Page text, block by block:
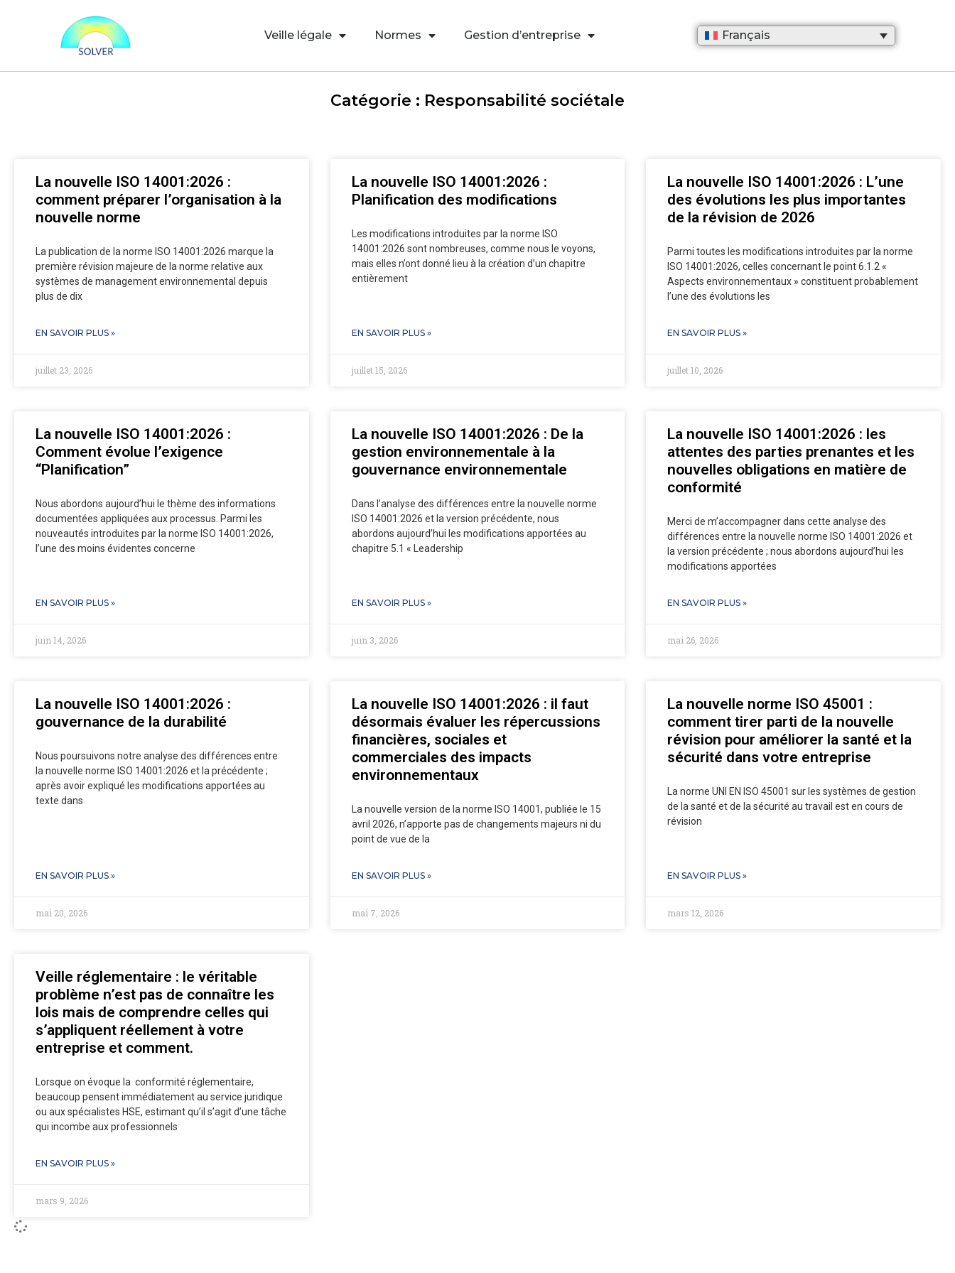
Veille légale Normes Gestion d’entreprise Français
Catégorie : Responsabilité sociétale
La nouvelle ISO 14001:2026 :
comment préparer l’organisation à la
nouvelle norme
La publication de la norme ISO 14001:2026 marque la
première révision majeure de la norme relative aux
systèmes de management environnemental depuis
plus de dix
EN SAVOIR PLUS »
juillet 23, 2026
La nouvelle ISO 14001:2026 :
Planification des modifications
Les modifications introduites par la norme ISO
14001:2026 sont nombreuses, comme nous le voyons,
mais elles n’ont donné lieu à la création d’un chapitre
entièrement
EN SAVOIR PLUS »
juillet 15, 2026
La nouvelle ISO 14001:2026 : L’une
des évolutions les plus importantes
de la révision de 2026
Parmi toutes les modifications introduites par la norme
ISO 14001:2026, celles concernant le point 6.1.2 «
Aspects environnementaux » constituent probablement
l’une des évolutions les
EN SAVOIR PLUS »
juillet 10, 2026
La nouvelle ISO 14001:2026 :
Comment évolue l’exigence
“Planification”
Nous abordons aujourd’hui le thème des informations
documentées appliquées aux processus. Parmi les
nouveautés introduites par la norme ISO 14001:2026,
l’une des moins évidentes concerne
EN SAVOIR PLUS »
juin 14, 2026
La nouvelle ISO 14001:2026 : De la
gestion environnementale à la
gouvernance environnementale
Dans l’analyse des différences entre la nouvelle norme
ISO 14001:2026 et la version précédente, nous
abordons aujourd’hui les modifications apportées au
chapitre 5.1 « Leadership
EN SAVOIR PLUS »
juin 3, 2026
La nouvelle ISO 14001:2026 : les
attentes des parties prenantes et les
nouvelles obligations en matière de
conformité
Merci de m’accompagner dans cette analyse des
différences entre la nouvelle norme ISO 14001:2026 et
la version précédente ; nous abordons aujourd’hui les
modifications apportées
EN SAVOIR PLUS »
mai 26, 2026
La nouvelle ISO 14001:2026 :
gouvernance de la durabilité
Nous poursuivons notre analyse des différences entre
la nouvelle norme ISO 14001:2026 et la précédente ;
après avoir expliqué les modifications apportées au
texte dans
EN SAVOIR PLUS »
mai 20, 2026
La nouvelle ISO 14001:2026 : il faut
désormais évaluer les répercussions
financières, sociales et
commerciales des impacts
environnementaux
La nouvelle version de la norme ISO 14001, publiée le 15
avril 2026, n’apporte pas de changements majeurs ni du
point de vue de la
EN SAVOIR PLUS »
mai 7, 2026
La nouvelle norme ISO 45001 :
comment tirer parti de la nouvelle
révision pour améliorer la santé et la
sécurité dans votre entreprise
La norme UNI EN ISO 45001 sur les systèmes de gestion
de la santé et de la sécurité au travail est en cours de
révision
EN SAVOIR PLUS »
mars 12, 2026
Veille réglementaire : le véritable
problème n’est pas de connaître les
lois mais de comprendre celles qui
s’appliquent réellement à votre
entreprise et comment.
Lorsque on évoque la conformité réglementaire,
beaucoup pensent immédiatement au service juridique
ou aux spécialistes HSE, estimant qu’il s’agit d’une tâche
qui incombe aux professionnels
EN SAVOIR PLUS »
mars 9, 2026